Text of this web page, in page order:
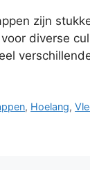
zijn
diverse
, Hoelang,